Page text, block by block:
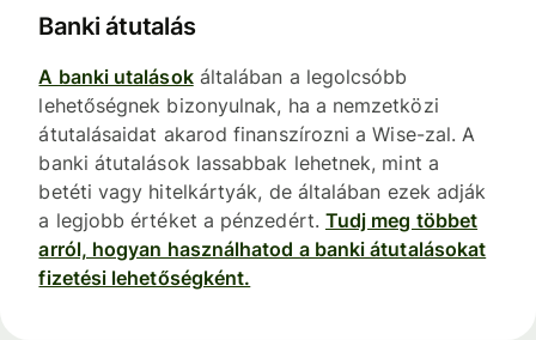
Banki átutalás
A banki utalásokáltalában a legolcsóbb
lehetőségnek bizonyulnak, ha a nemzetközi
átutalásaidat akarod finanszírozni a Wise-zal. A
banki átutalások lassabbak lehetnek, mint a
betéti vagy hitelkártyák, de általában ezek adják
a legjobb értéket a pénzedért. Tudj meg többet
arról, hogyan használhatod a banki átutalásokat
fizetési lehetőségként.